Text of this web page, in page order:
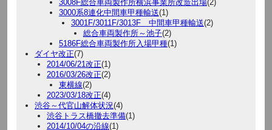
3008F総合車両製作所横浜事業所改造出場(2)
3000系8連化中間車甲種輸送(1)
3001F/3011F/3013F 中間車甲種輸送(2)
総合車両製作所～池子(2)
5186F総合車両製作所入場甲種(1)
ダイヤ改正(7)
2014/06/21改正(1)
2016/03/26改正(2)
東横線(2)
2023/03/18改正(4)
渋谷～代官山解体状況(4)
渋谷トラス橋撤去準備(1)
2014/10/04の沿線(1)